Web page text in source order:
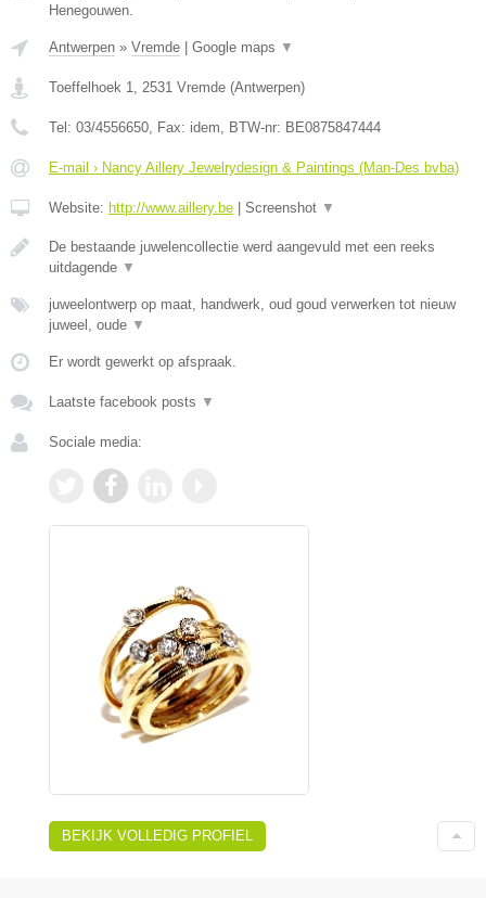
Henegouwen.
Antwerpen » Vremde | Google maps ▼
Toeffelhoek 1 2531 Vremde (Antwerpen)
Tel: 03/4556650 , Fax: idem , BTW-nr: BE0875847444
E-mail › Nancy Aillery Jewelrydesign & Paintings (Man-Des bvba)
Website: http://www.aillery.be | Screenshot ▼
De bestaande juwelencollectie werd aangevuld met een reeks
uitdagende ▼
juweelontwerp op maat, handwerk, oud goud verwerken tot nieuw
juweel, oude ▼
Er wordt gewerkt op afspraak.
Laatste facebook posts ▼
Sociale media:
BEKIJK VOLLEDIG PROFIEL